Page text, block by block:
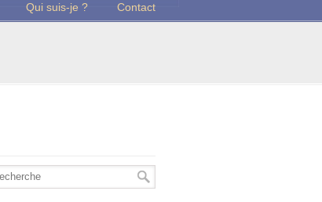
Qui suis-je ? Contact